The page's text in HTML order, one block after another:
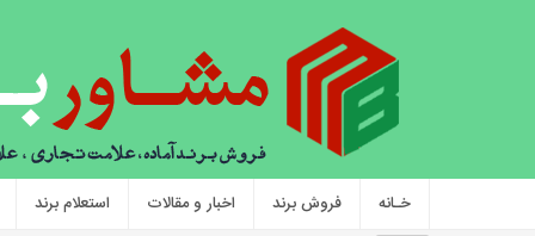
خـانه فروش برند اخبار و مقالات استعلام برند